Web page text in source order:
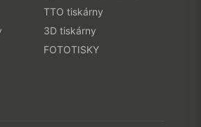
TTO tiskárny
3D tiskárny
FOTOTISKY